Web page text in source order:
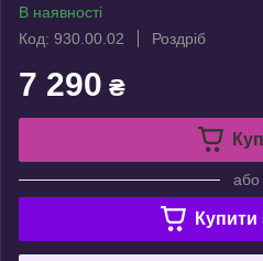
В наявності
Код: 930.00.02
Роздріб
7 290 ₴
або
Купити